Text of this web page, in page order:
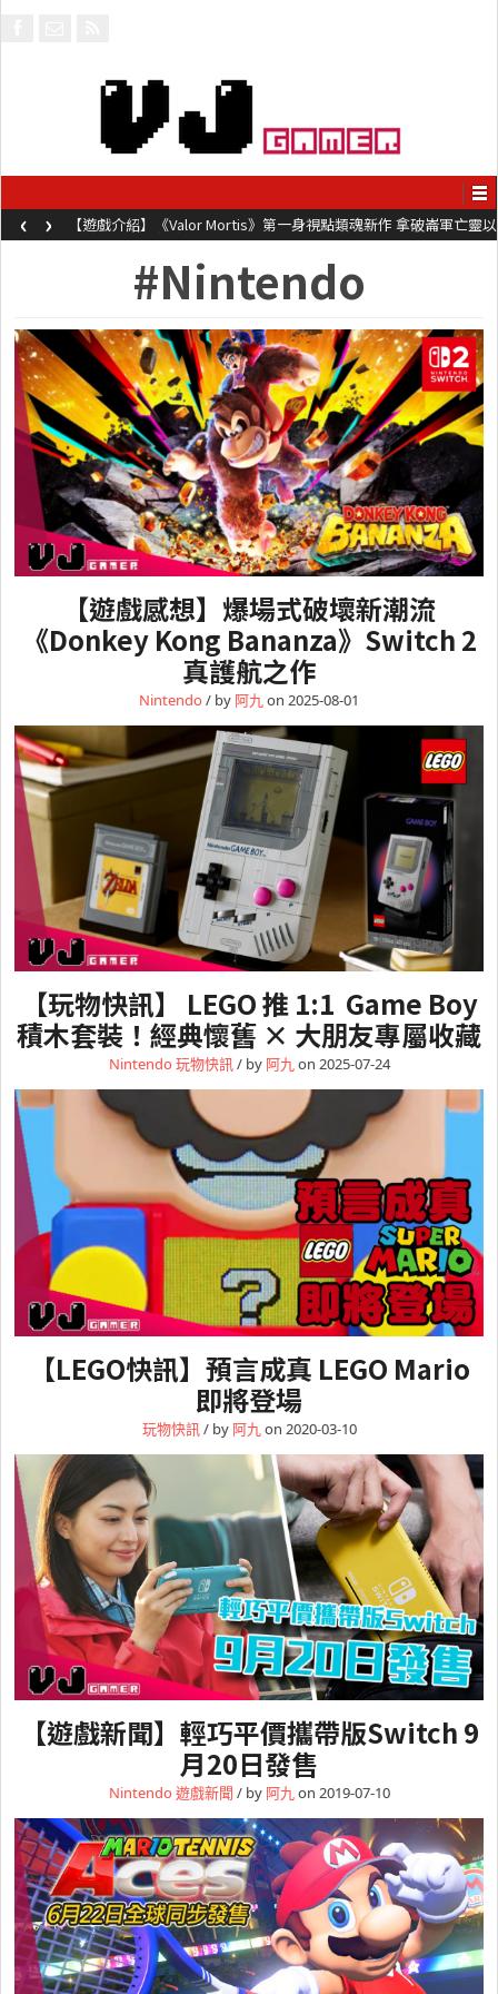
【遊戲介紹】《Valor Mortis》第一身視點類魂新作 拿破崙軍亡靈以
槍械劍與魔法殺敵
‹ ›
#Nintendo
【遊戲感想】爆場式破壞新潮流
《Donkey Kong Bananza》Switch 2
真護航之作
Nintendo/ by 阿九 on 2025-08-01
【玩物快訊】 LEGO 推 1:1 Game Boy
積木套裝！經典懷舊 × 大朋友專屬收藏
Nintendo玩物快訊/ by 阿九on 2025-07-24
【LEGO快訊】預言成真 LEGO Mario
即將登場
玩物快訊/ by 阿九on 2020-03-10
【遊戲新聞】輕巧平價攜帶版Switch 9
月20日發售
Nintendo遊戲新聞 / by 阿九on 2019-07-10